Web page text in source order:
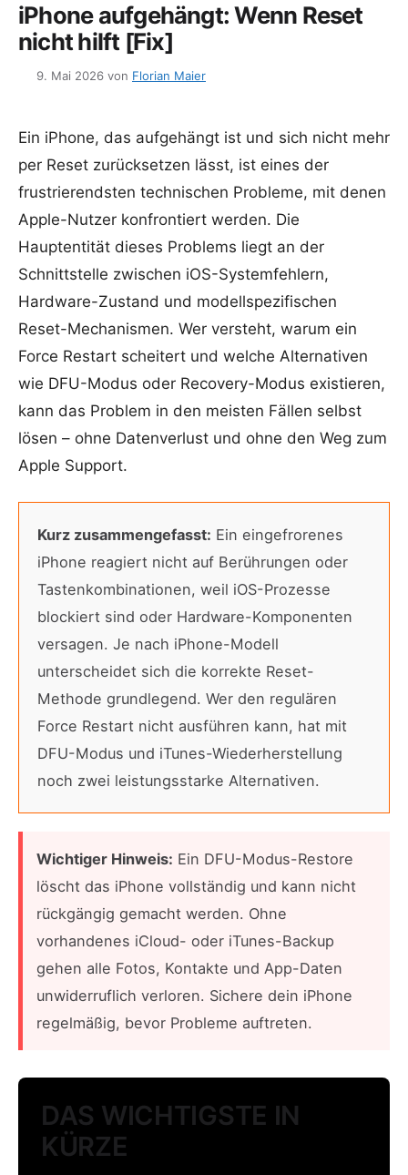
iPhone aufgehängt: Wenn Reset
nicht hilft [Fix]
9. Mai 2026 von Florian Maier
Ein iPhone, das aufgehängt ist und sich nicht mehr
per Reset zurücksetzen lässt, ist eines der
frustrierendsten technischen Probleme, mit denen
Apple-Nutzer konfrontiert werden. Die
Hauptentität dieses Problems liegt an der
Schnittstelle zwischen iOS-Systemfehlern,
Hardware-Zustand und modellspezifischen
Reset-Mechanismen. Wer versteht, warum ein
Force Restart scheitert und welche Alternativen
wie DFU-Modus oder Recovery-Modus existieren,
kann das Problem in den meisten Fällen selbst
lösen – ohne Datenverlust und ohne den Weg zum
Apple Support.
Kurz zusammengefasst: Ein eingefrorenes
iPhone reagiert nicht auf Berührungen oder
Tastenkombinationen, weil iOS-Prozesse
blockiert sind oder Hardware-Komponenten
versagen. Je nach iPhone-Modell
unterscheidet sich die korrekte Reset-
Methode grundlegend. Wer den regulären
Force Restart nicht ausführen kann, hat mit
DFU-Modus und iTunes-Wiederherstellung
noch zwei leistungsstarke Alternativen.
Wichtiger Hinweis: Ein DFU-Modus-Restore
löscht das iPhone vollständig und kann nicht
rückgängig gemacht werden. Ohne
vorhandenes iCloud- oder iTunes-Backup
gehen alle Fotos, Kontakte und App-Daten
unwiderruflich verloren. Sichere dein iPhone
regelmäßig, bevor Probleme auftreten.
DAS WICHTIGSTE IN
KÜRZE